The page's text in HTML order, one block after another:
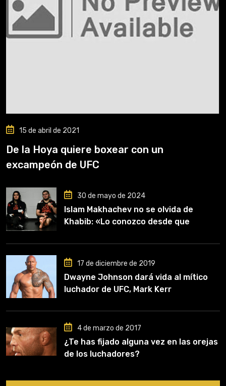
15 de abril de 2021
De la Hoya quiere boxear con un
excampeón de UFC
30 de mayo de 2024
Islam Makhachev no se olvida de
Khabib: «Lo conozco desde que
clave en mi carrera»
17 de diciembre de 2019
Dwayne Johnson dará vida al mítico
luchador de UFC, Mark Kerr
4 de marzo de 2017
¿Te has fijado alguna vez en las orejas
de los luchadores?